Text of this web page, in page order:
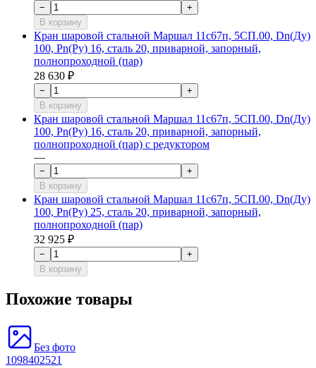
−
+
В корзину
Кран шаровой стальной Маршал 11с67п, 5СП.00, Dn(Ду)
100, Рn(Ру) 16, сталь 20, приварной, запорный,
полнопроходной (пар)
28 630 ₽
−
+
В корзину
Кран шаровой стальной Маршал 11с67п, 5СП.00, Dn(Ду)
100, Рn(Ру) 16, сталь 20, приварной, запорный,
полнопроходной (пар) с редуктором
—
−
+
В корзину
Кран шаровой стальной Маршал 11с67п, 5СП.00, Dn(Ду)
100, Рn(Ру) 25, сталь 20, приварной, запорный,
полнопроходной (пар)
32 925 ₽
−
+
В корзину
Похожие товары
Без фото
1098402521